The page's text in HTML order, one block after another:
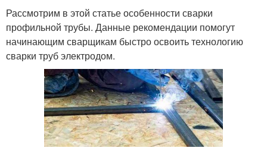
Рассмотрим в этой статье особенности сварки
профильной трубы. Данные рекомендации помогут
начинающим сварщикам быстро освоить технологию
сварки труб электродом.